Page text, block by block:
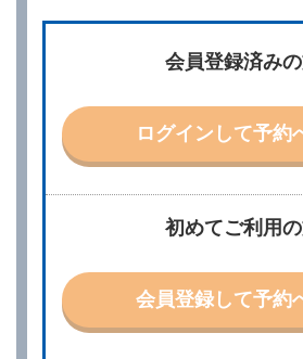
別に定める料金表等に同意のうえ
他の借受条件（以下「借受条件」
示して予約の申込みを行うことが
社は、電話連絡並びに電子メール
責任を負わないものとします。
当社は、借受人から予約の申込み
則として、当社の保有するレンタ
特に認める場合を除き、別に定め
うものとします。
第３条（予約の変更）
初めてご利用
会員登録して予約
会員登録済み
ログインして予約